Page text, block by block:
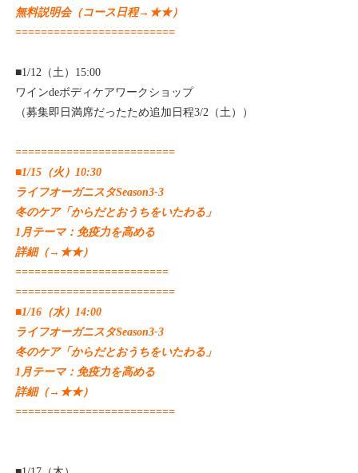
無料説明会（コース日程→ ★★）
=========================
■1/12（土）15:00
ワインdeボディケアワークショップ
（募集即日満席だったため追加日程3/2（土））
=========================
■1/15（火）10:30
ライフオーガニスタSeason3-3
冬のケア「からだとおうちをいたわる」
1月テーマ：免疫力を高める
詳細（→ ★★）
========================
=========================
■1/16（水）14:00
ライフオーガニスタSeason3-3
冬のケア「からだとおうちをいたわる」
1月テーマ：免疫力を高める
詳細（→ ★★）
=========================